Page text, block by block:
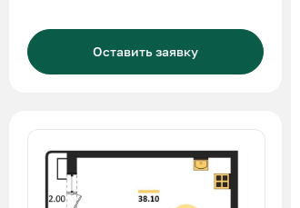
Оставить заявку